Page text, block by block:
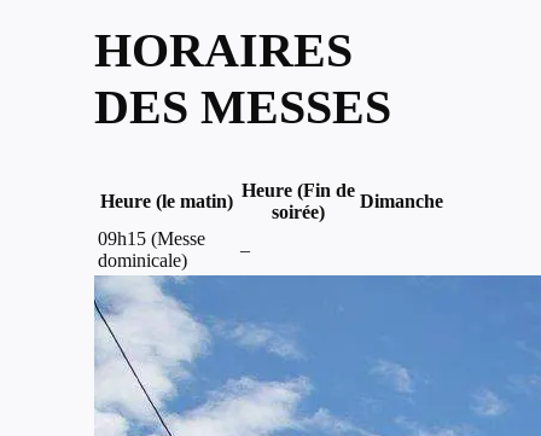
HORAIRES
DES MESSES
Heure (le matin)
Heure (Fin de
soirée)
Dimanche
09h15 (Messe
dominicale)
–